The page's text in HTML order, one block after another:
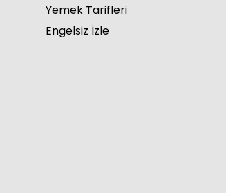
Yemek Tarifleri
Engelsiz İzle